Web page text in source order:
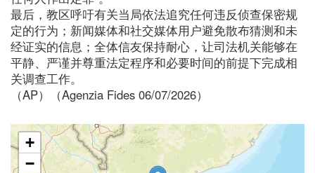
最后，教区呼吁有关当局依法追究任何违反侦查保密规
定的行为；新闻媒体和社交媒体用户避免散布猜测和未
经证实的信息；全体信友保持耐心，让司法机关能够在
平静、严谨并尊重法定程序和必要时间的前提下完成相
关调查工作。
（AP）（Agenzia Fides 06/07/2026）
+
−